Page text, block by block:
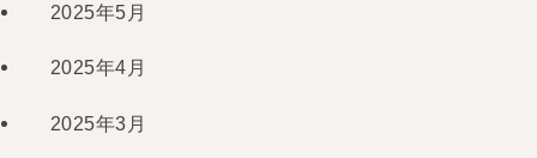
2025年5月
2025年4月
2025年3月